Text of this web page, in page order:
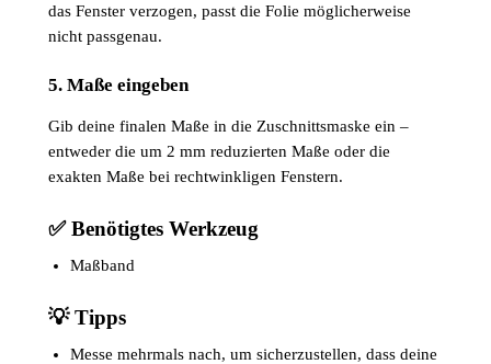
das Fenster verzogen, passt die Folie möglicherweise
nicht passgenau.
5. Maße eingeben
Gib deine finalen Maße in die Zuschnittsmaske ein –
entweder die um 2 mm reduzierten Maße oder die
exakten Maße bei rechtwinkligen Fenstern.
✅ Benötigtes Werkzeug
Maßband
💡 Tipps
Messe mehrmals nach, um sicherzustellen, dass deine